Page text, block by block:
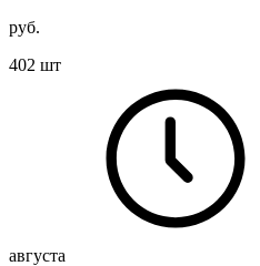
руб.
402 шт
августа